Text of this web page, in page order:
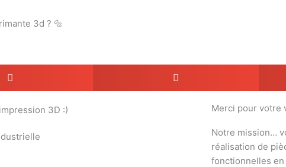
3d ? 🔩
3D :) Merci pour votre
Notre mission…
réalisation de
fonctionnelles